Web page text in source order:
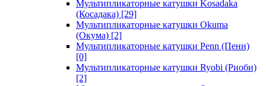
Мультипликаторные катушки Kosadaka
(Косадака) [29]
Мультипликаторные катушки Okuma
(Окума) [2]
Мультипликаторные катушки Penn (Пенн)
[0]
Мультипликаторные катушки Ryobi (Риоби)
[2]